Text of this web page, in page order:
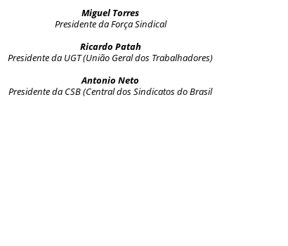
Miguel Torres
Presidente da Força Sindical
Ricardo Patah
Presidente da UGT (União Geral dos Trabalhadores)
Antonio Neto
Presidente da CSB (Central dos Sindicatos do Brasil